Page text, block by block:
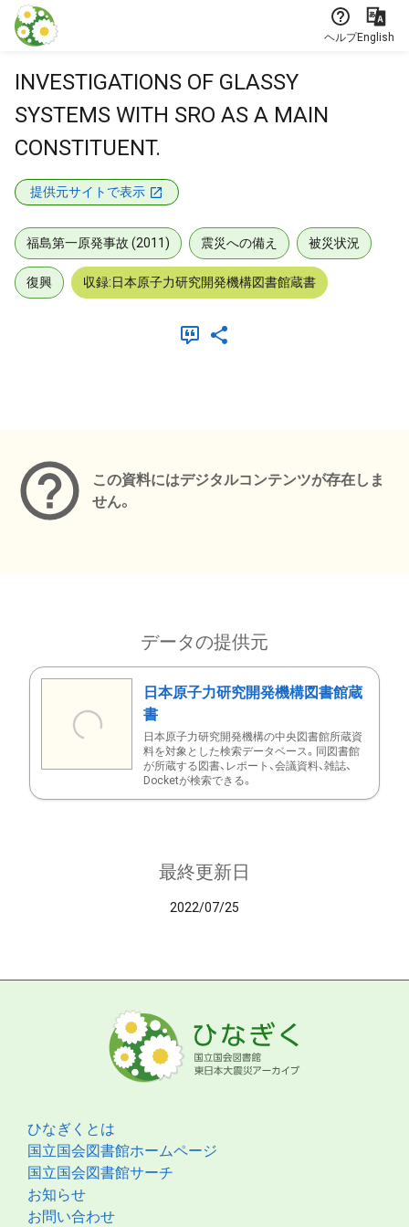
本文に飛ぶ
ヘルプEnglish
INVESTIGATIONS OF GLASSY
SYSTEMS WITH SRO AS A MAIN
CONSTITUENT.
提供元サイトで表示
福島第一原発事故 (2011) 震災への備え 被災状況
復興 収録:日本原子力研究開発機構図書館蔵書
この資料にはデジタルコンテンツが存在しま
せん。
データの提供元
日本原子力研究開発機構図書館蔵
書
日本原子力研究開発機構の中央図書館所蔵資
料を対象とした検索データベース。同図書館
が所蔵する図書、レポート、会議資料、雑誌、
Docketが検索できる。
最終更新日
2022/07/25
ひなぎくとは
国立国会図書館ホームページ
国立国会図書館サーチ
お知らせ
お問い合わせ